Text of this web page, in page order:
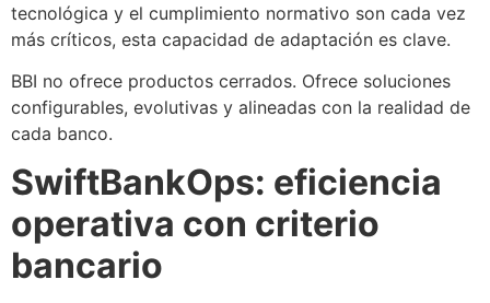
tecnológica y el cumplimiento normativo son cada vez
más críticos, esta capacidad de adaptación es clave.
BBI no ofrece productos cerrados. Ofrece soluciones
configurables, evolutivas y alineadas con la realidad de
cada banco.
SwiftBankOps: eficiencia
operativa con criterio
bancario